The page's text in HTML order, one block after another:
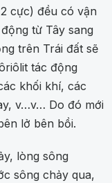
cực) đều có vận
từ Tây sang
trên Trái đất sẽ
tác động
khối khí, các
v…v… Do đó mới
lở bên bồi.
lòng sông
sông chảy qua,